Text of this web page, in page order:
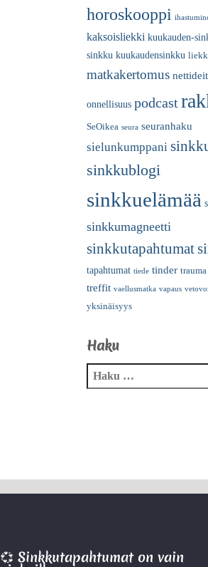
horoskooppi
kaksoisliekki kuukauden-
sinkku kuukaudensinkku
matkakertomus
onnellisuus podcast
SeOikea seura seuranhaku
sielunkumppani
sinkkublogi
sinkkuelämää
sinkkumagneetti
sinkkutapahtumat
tapahtumat tiede tinder trauma
treffit vaellusmatka vapaus
yksinäisyys
Haku
💞 Sinkkutapahtumat on vain